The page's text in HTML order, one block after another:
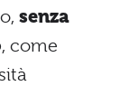
senza
, come